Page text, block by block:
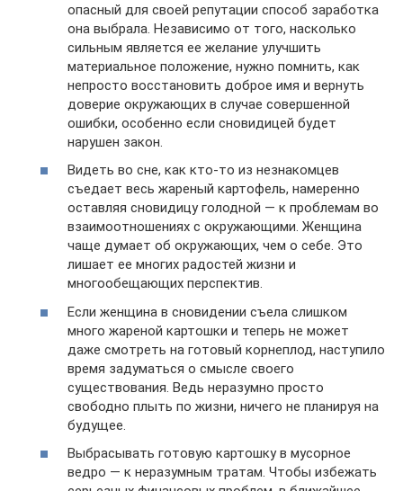
опасный для своей репутации способ заработка
она выбрала. Независимо от того, насколько
сильным является ее желание улучшить
материальное положение, нужно помнить, как
непросто восстановить доброе имя и вернуть
доверие окружающих в случае совершенной
ошибки, особенно если сновидицей будет
нарушен закон.
Видеть во сне, как кто-то из незнакомцев
съедает весь жареный картофель, намеренно
оставляя сновидицу голодной — к проблемам во
взаимоотношениях с окружающими. Женщина
чаще думает об окружающих, чем о себе. Это
лишает ее многих радостей жизни и
многообещающих перспектив.
Если женщина в сновидении съела слишком
много жареной картошки и теперь не может
даже смотреть на готовый корнеплод, наступило
время задуматься о смысле своего
существования. Ведь неразумно просто
свободно плыть по жизни, ничего не планируя на
будущее.
Выбрасывать готовую картошку в мусорное
ведро — к неразумным тратам. Чтобы избежать